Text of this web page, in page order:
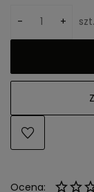
- + szt.
Ocena: